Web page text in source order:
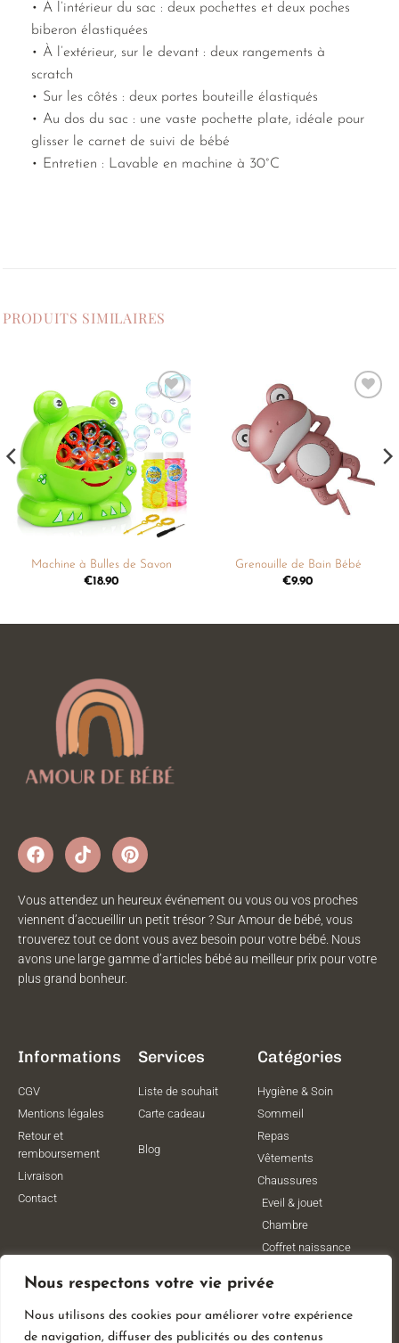
Nous respectons votre vie privée
Nous utilisons des cookies pour améliorer votre expérience
de navigation, diffuser des publicités ou des contenus
• À l’intérieur du sac : deux pochettes et deux poches
biberon élastiquées
• À l’extérieur, sur le devant : deux rangements à
scratch
• Sur les côtés : deux portes bouteille élastiqués
• Au dos du sac : une vaste pochette plate, idéale pour
glisser le carnet de suivi de bébé
• Entretien : Lavable en machine à 30°C
PRODUITS SIMILAIRES
Ajouter
à la
liste de
souhaits
Machine à Bulles de Savon
€18.90
Grenouille de Bain Bébé
€9.90
Vous attendez un heureux événement ou vous ou vos proches
viennent d’accueillir un petit trésor ? Sur Amour de bébé, vous
trouverez tout ce dont vous avez besoin pour votre bébé. Nous
avons une large gamme d’articles bébé au meilleur prix pour votre
plus grand bonheur.
Informations
CGV
Mentions légales
Retour et
remboursement
Livraison
Contact
Services
Liste de souhait
Carte cadeau
Blog
Catégories
Hygiène & Soin
Sommeil
Repas
Vêtements
Chaussures
Eveil & jouet
Chambre
Coffret naissance
Vêtements de
grossesse
Lithothérapie